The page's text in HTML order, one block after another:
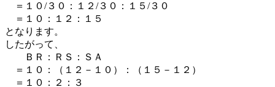
＝１０/３０：１２/３０：１５/３０
＝１０：１２：１５
となります。
したがって、
ＢＲ：ＲＳ：ＳＡ
＝１０：（１２－１０）：（１５－１２）
＝１０：２：３